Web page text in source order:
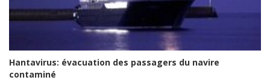
Hantavirus: évacuation des passagers du navire
contaminé